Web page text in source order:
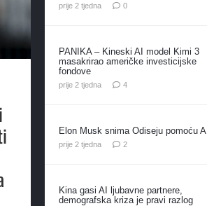
prije 2 tjedna 0
PANIKA – Kineski AI model Kimi 3
masakrirao američke investicijske
fondove
prije 2 tjedna 4komentara
Elon Musk snima Odiseju pomoću AI
prije 2 tjedna 2komentara
Kina gasi AI ljubavne partnere,
demografska kriza je pravi razlog